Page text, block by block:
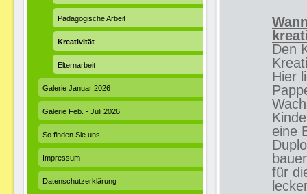
Den
Hier
eine
für
Pädagogische Arbeit
Kreativität
Elternarbeit
Galerie Januar 2026
Galerie Feb. - Juli 2026
So finden Sie uns
Impressum
Datenschutzerklärung